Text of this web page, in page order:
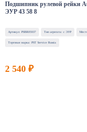
Подшипник рулевой рейки
ЭУР 43 58 8
Артикул: PSBR05937 Тип агрегата: с ЭУР
Торговая марка: PST Service Russia
2 540 ₽